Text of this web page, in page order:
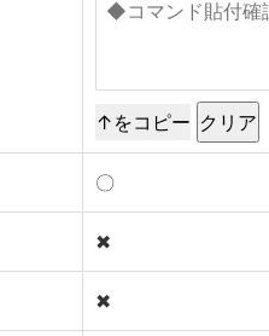
↑をコピー
〇
✖
✖